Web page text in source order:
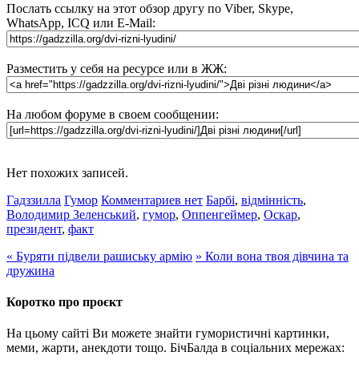
Послать ссылку на этот обзор другу по Viber, Skype,
WhatsApp, ICQ или E-Mail:
Разместить у себя на ресурсе или в ЖЖ:
На любом форуме в своем сообщении:
Нет похожих записей.
Гадззилла Гумор Комментариев нет Барбі, відмінність,
Володимир Зеленський, гумор, Оппенгеймер, Оскар,
президент, факт
« Буряти підвели рашиську армію » Коли вона твоя дівчина та
дружина
Коротко про проєкт
На цьому сайті Ви можете знайти гумористичні картинки,
меми, жарти, анекдоти тощо. БічБалда в соціальних мережах: